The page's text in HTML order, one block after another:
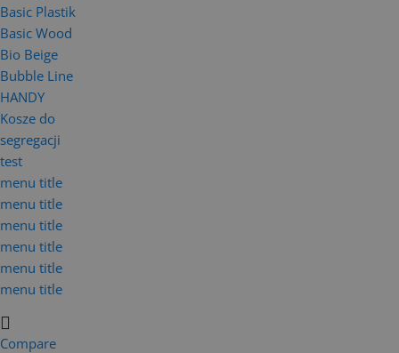
Basic Plastik
Basic Wood
Bio Beige
Bubble Line
HANDY
Kosze do
segregacji
test
menu title
menu title
menu title
menu title
menu title
menu title
Compare